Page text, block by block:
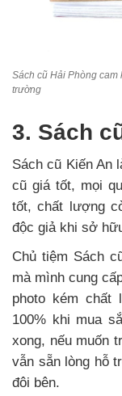
Sách cũ Hải Phòng cam
trường
3. Sách
Sách cũ Kiến An
cũ giá tốt, mọi
tốt, chất lượng
độc giả khi sở
Chủ tiệm Sách
mà mình cung
photo kém
100% khi mua
xong, nếu muốn
vẫn sẵn lòng hỗ
đôi bên.